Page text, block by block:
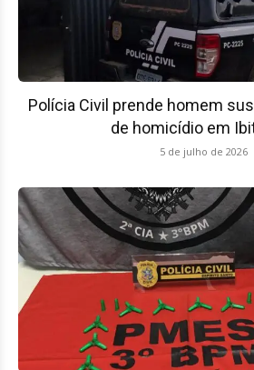
Polícia Civil prende homem
de homicídio em
5 de julho de 2026